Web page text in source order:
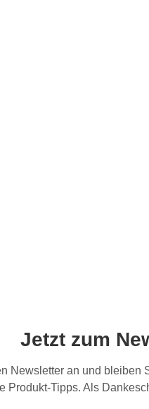
Jetzt zum
Newsletter an und
Produkt-Tipps. Als